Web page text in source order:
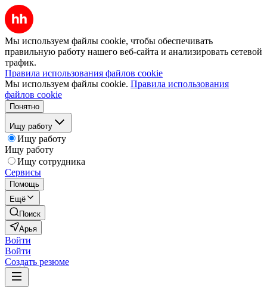
Мы используем файлы cookie, чтобы обеспечивать
правильную работу нашего веб-сайта и анализировать сетевой
трафик.
Правила использования файлов cookie
Мы используем файлы cookie. Правила использования
файлов cookie
Понятно
Ищу работу
Ищу работу
Ищу работу
Ищу сотрудника
Сервисы
Помощь
Ещё
Поиск
Арья
Войти
Войти
Создать резюме